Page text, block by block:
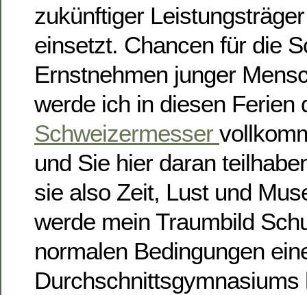
zukünftiger
einsetzt. Chancen für die
Ernstnehmen junger
werde ich in diesen Ferien
Schweizermesser
und Sie hier daran
sie also Zeit, Lust und
werde mein Traumbild
normalen Bedingungen
Durchschnittsgymnasiums